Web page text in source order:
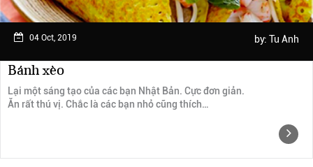
04 Oct, 2019 by: Tu Anh
Bánh xèo
Lại một sáng tạo của các bạn Nhật Bản. Cực đơn giản.
Ăn rất thú vị. Chắc là các bạn nhỏ cũng thích…